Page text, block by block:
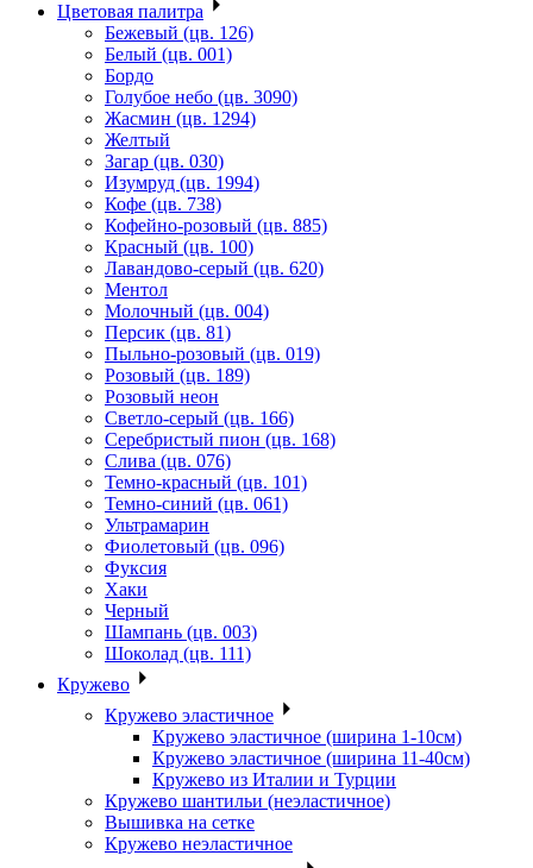
Цветовая палитра
Бежевый (цв. 126)
Белый (цв. 001)
Бордо
Голубое небо (цв. 3090)
Жасмин (цв. 1294)
Желтый
Загар (цв. 030)
Изумруд (цв. 1994)
Кофе (цв. 738)
Кофейно-розовый (цв. 885)
Красный (цв. 100)
Лавандово-серый (цв. 620)
Ментол
Молочный (цв. 004)
Персик (цв. 81)
Пыльно-розовый (цв. 019)
Розовый (цв. 189)
Розовый неон
Светло-серый (цв. 166)
Серебристый пион (цв. 168)
Слива (цв. 076)
Темно-красный (цв. 101)
Темно-синий (цв. 061)
Ультрамарин
Фиолетовый (цв. 096)
Фуксия
Хаки
Черный
Шампань (цв. 003)
Шоколад (цв. 111)
Кружево
Кружево эластичное
Кружево эластичное (ширина 1-10см)
Кружево эластичное (ширина 11-40см)
Кружево из Италии и Турции
Кружево шантильи (неэластичное)
Вышивка на сетке
Кружево неэластичное